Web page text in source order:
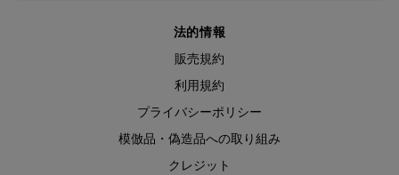
法的情報
販売規約
利用規約
プライバシーポリシー
模倣品・偽造品への取り組み
クレジット